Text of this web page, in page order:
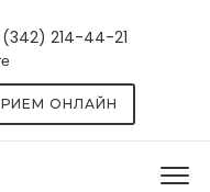
214-44-21
ОНЛАЙН